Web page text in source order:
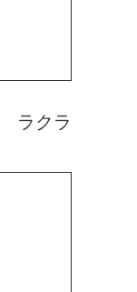
ラクラ